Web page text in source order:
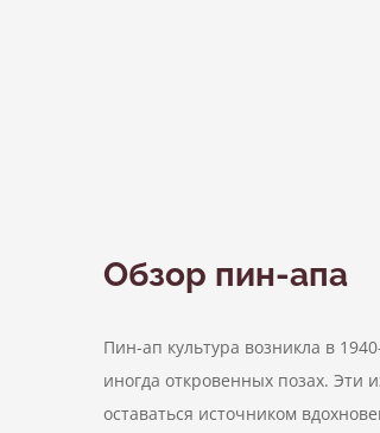
Обзор пин-апа
Пин-ап культура возникла в
иногда откровенных позах.
оставаться источником